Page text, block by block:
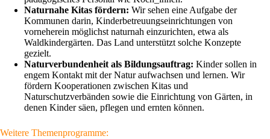
Naturnahe Kitas fördern: Wir sehen eine Aufgabe der
Kommunen darin, Kinderbetreuungseinrichtungen von
vorneherein möglichst naturnah einzurichten, etwa als
Waldkindergärten. Das Land unterstützt solche Konzepte
gezielt.
Naturverbundenheit als Bildungsauftrag: Kinder sollen in
engem Kontakt mit der Natur aufwachsen und lernen. Wir
fördern Kooperationen zwischen Kitas und
Naturschutzverbänden sowie die Einrichtung von Gärten, in
denen Kinder säen, pflegen und ernten können.
Weitere Themenprogramme: